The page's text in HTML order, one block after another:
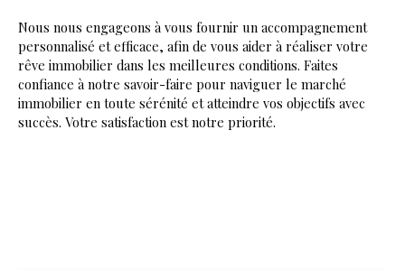
Nous nous engageons à vous fournir un accompagnement
personnalisé et efficace, afin de vous aider à réaliser votre
rêve immobilier dans les meilleures conditions. Faites
confiance à notre savoir-faire pour naviguer le marché
immobilier en toute sérénité et atteindre vos objectifs avec
succès. Votre satisfaction est notre priorité.